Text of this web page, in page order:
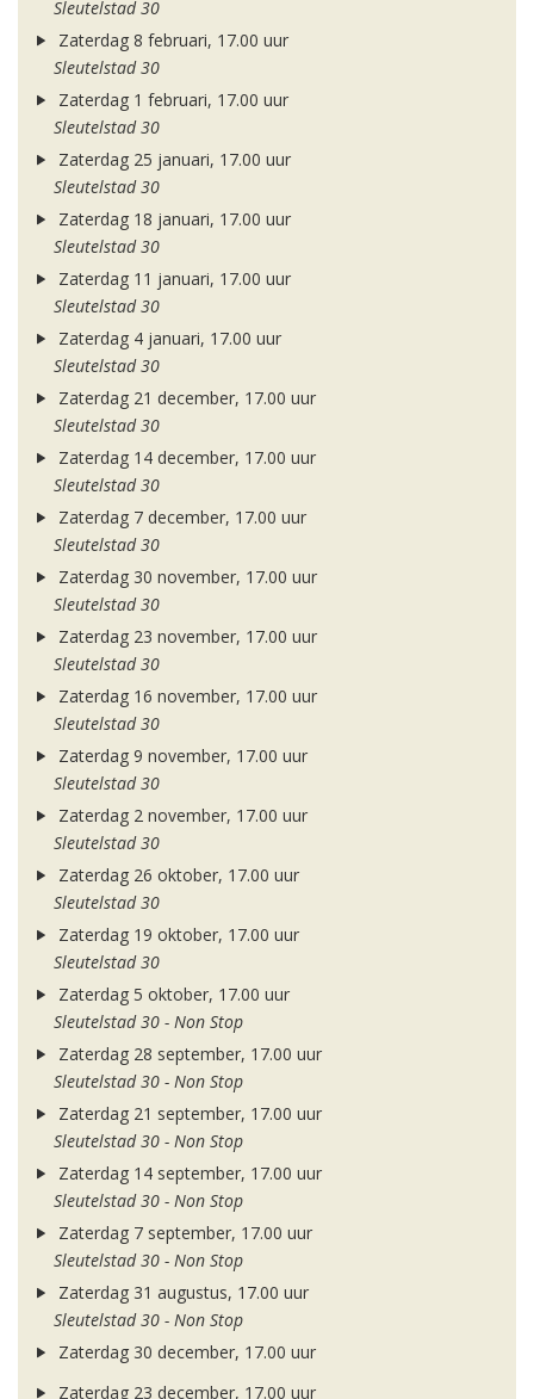
Sleutelstad 30
Zaterdag 8 februari, 17.00 uur
Sleutelstad 30
Zaterdag 1 februari, 17.00 uur
Sleutelstad 30
Zaterdag 25 januari, 17.00 uur
Sleutelstad 30
Zaterdag 18 januari, 17.00 uur
Sleutelstad 30
Zaterdag 11 januari, 17.00 uur
Sleutelstad 30
Zaterdag 4 januari, 17.00 uur
Sleutelstad 30
Zaterdag 21 december, 17.00 uur
Sleutelstad 30
Zaterdag 14 december, 17.00 uur
Sleutelstad 30
Zaterdag 7 december, 17.00 uur
Sleutelstad 30
Zaterdag 30 november, 17.00 uur
Sleutelstad 30
Zaterdag 23 november, 17.00 uur
Sleutelstad 30
Zaterdag 16 november, 17.00 uur
Sleutelstad 30
Zaterdag 9 november, 17.00 uur
Sleutelstad 30
Zaterdag 2 november, 17.00 uur
Sleutelstad 30
Zaterdag 26 oktober, 17.00 uur
Sleutelstad 30
Zaterdag 19 oktober, 17.00 uur
Sleutelstad 30
Zaterdag 5 oktober, 17.00 uur
Sleutelstad 30 - Non Stop
Zaterdag 28 september, 17.00 uur
Sleutelstad 30 - Non Stop
Zaterdag 21 september, 17.00 uur
Sleutelstad 30 - Non Stop
Zaterdag 14 september, 17.00 uur
Sleutelstad 30 - Non Stop
Zaterdag 7 september, 17.00 uur
Sleutelstad 30 - Non Stop
Zaterdag 31 augustus, 17.00 uur
Sleutelstad 30 - Non Stop
Zaterdag 30 december, 17.00 uur
Zaterdag 23 december, 17.00 uur